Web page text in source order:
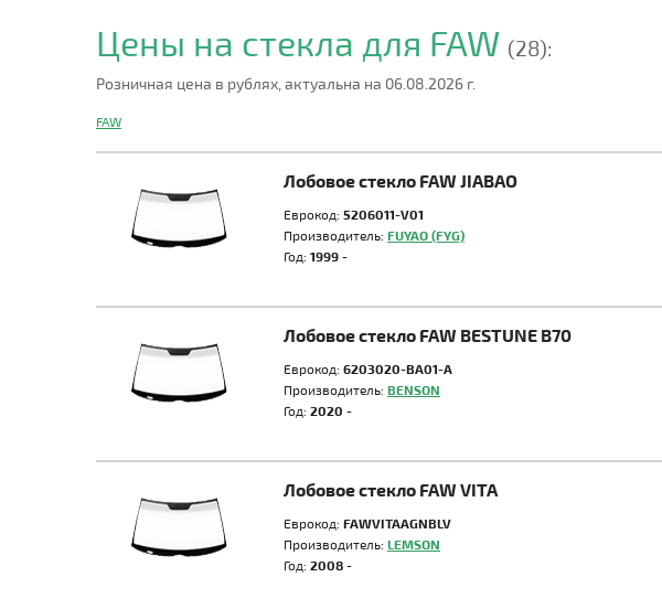
Цены на стекла для FAW (28):
Розничная цена в рублях, актуальна на 06.08.2026 г.
FAW
Лобовое стекло FAW JIABAO
Еврокод: 5206011-V01
Производитель: FUYAO (FYG)
Год: 1999 -
Лобовое стекло FAW BESTUNE B70
Еврокод: 6203020-BA01-A
Производитель: BENSON
Год: 2020 -
Лобовое стекло FAW VITA
Еврокод: FAWVITAAGNBLV
Производитель: LEMSON
Год: 2008 -